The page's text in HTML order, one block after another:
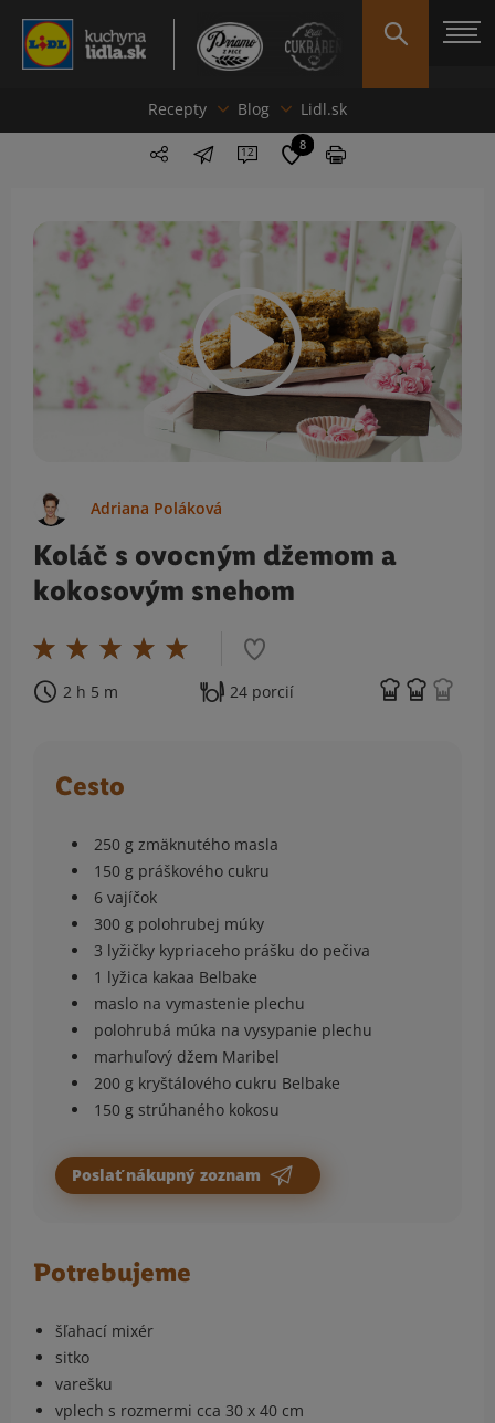
Recepty Blog Lidl.sk
12 8
Adriana Poláková
Koláč s ovocným džemom a
kokosovým snehom
2 h 5 m 24 porcií
Cesto
250 g zmäknutého masla
150 g práškového cukru
6 vajíčok
300 g polohrubej múky
3 lyžičky kypriaceho prášku do pečiva
1 lyžica kakaa Belbake
maslo na vymastenie plechu
polohrubá múka na vysypanie plechu
marhuľový džem Maribel
200 g kryštálového cukru Belbake
150 g strúhaného kokosu
Poslať nákupný zoznam
Potrebujeme
šľahací mixér
sitko
varešku
vplech s rozmermi cca 30 x 40 cm